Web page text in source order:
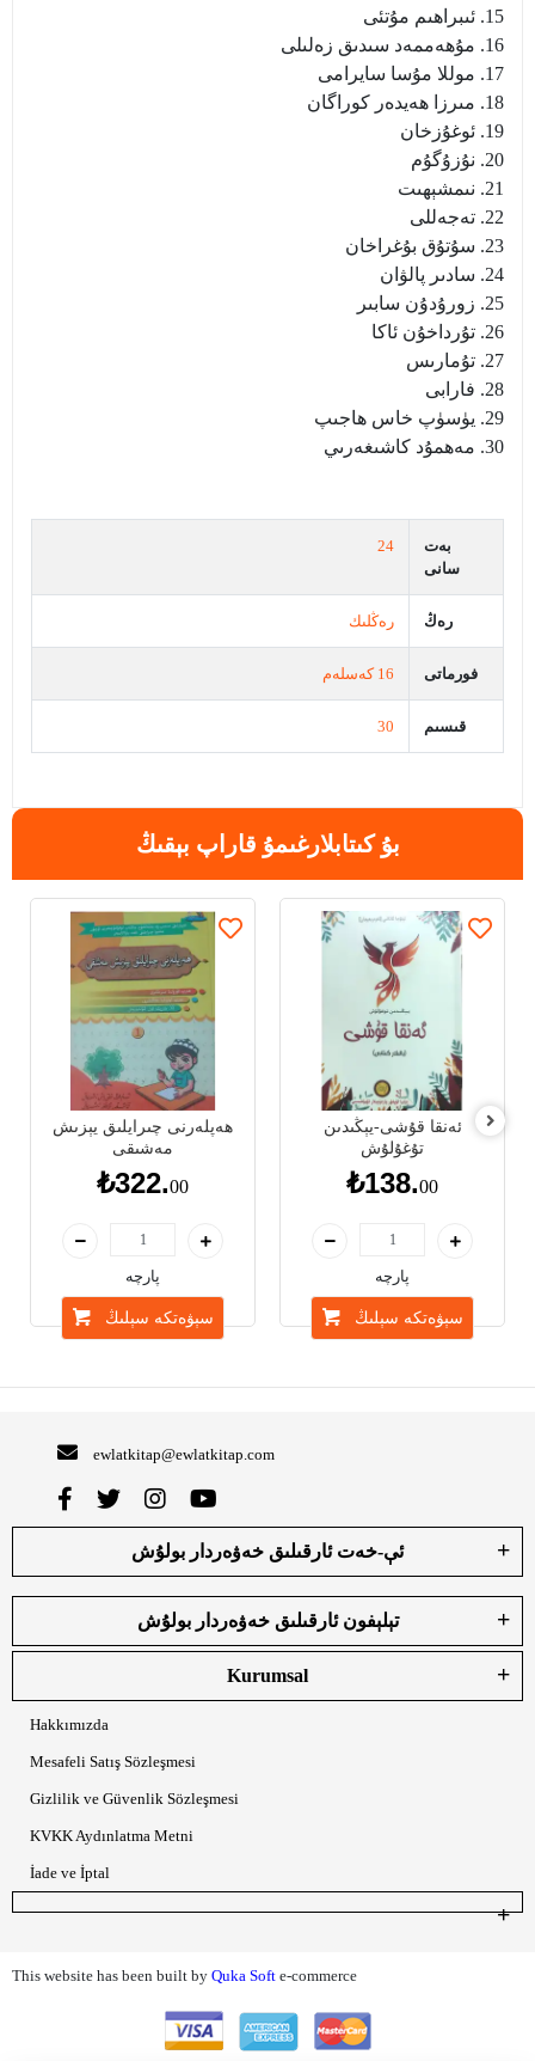
15. ئىبراھىم مۇتئى
16. مۇھەممەد سىدىق زەلىلى
17. موللا مۇسا سايرامى
18. مىرزا ھەيدەر كوراگان
19. ئوغۇزخان
20. نۇزۇگۇم
21. نىمشېھىت
22. تەجەللى
23. سۇتۇق بۇغراخان
24. سادىر پالۋان
25. زورۇدۇن سابىر
26. تۇرداخۇن ئاكا
27. تۇمارىس
28. فارابى
29. يۈسۈپ خاس ھاجىپ
30. مەھمۇد كاشىغەرىي
بەت
سانى
24
رەڭ رەڭلىك
فورماتى 16 كەسلەم
قىسىم 30
بۇ كىتابلارغىمۇ قاراپ بېقىڭ
ھەپلەرنى چىرايلىق يېزىش
مەشىقى
₺322.00
پارچە
سېۋەتكە سېلىڭ
ئەنقا قۇشى-يېڭىدىن
تۇغۇلۇش
₺138.00
پارچە
سېۋەتكە سېلىڭ
ewlatkitap@ewlatkitap.com
ئې-خەت ئارقىلىق خەۋەردار بولۇش
تېلېفون ئارقىلىق خەۋەردار بولۇش
Kurumsal
Hakkımızda
Mesafeli Satış Sözleşmesi
Gizlilik ve Güvenlik Sözleşmesi
KVKK Aydınlatma Metni
İade ve İptal
This website has been built by Quka Soft e-commerce